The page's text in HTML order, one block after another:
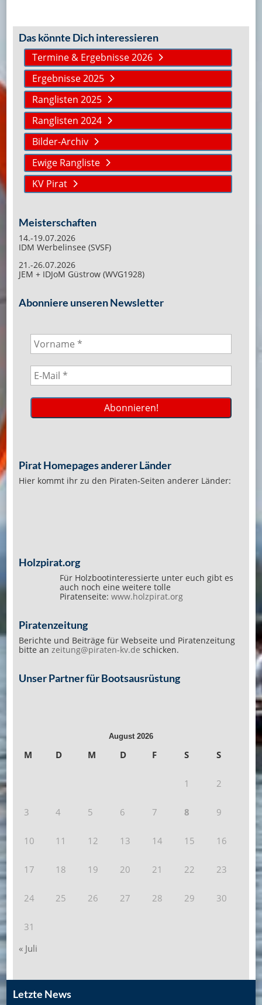
Das könnte Dich interessieren
Termine & Ergebnisse 2026
Ergebnisse 2025
Ranglisten 2025
Ranglisten 2024
Bilder-Archiv
Ewige Rangliste
KV Pirat
Meisterschaften
14.-19.07.2026
IDM Werbelinsee (SVSF)
21.-26.07.2026
JEM + IDJoM Güstrow (WVG1928)
Abonniere unseren Newsletter
Pirat Homepages anderer Länder
Hier kommt ihr zu den Piraten-Seiten anderer Länder:
Holzpirat.org
Für Holzbootinteressierte unter euch gibt es
auch noch eine weitere tolle
Piratenseite: www.holzpirat.org
Piratenzeitung
Berichte und Beiträge für Webseite und Piratenzeitung
bitte an zeitung@piraten-kv.de schicken.
Unser Partner für Bootsausrüstung
August 2026
M D M D F S S
1 2
3 4 5 6 7 8 9
10 11 12 13 14 15 16
17 18 19 20 21 22 23
24 25 26 27 28 29 30
31
« Juli
Letzte News